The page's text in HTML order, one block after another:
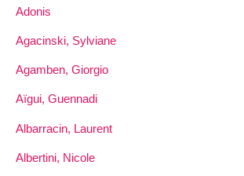
Adonis
Agacinski, Sylviane
Agamben, Giorgio
Aïgui, Guennadi
Albarracin, Laurent
Albertini, Nicole